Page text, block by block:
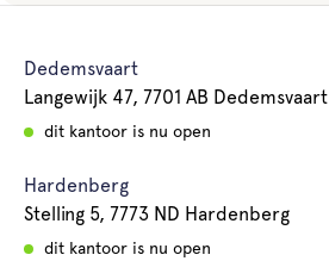
Dedemsvaart
Langewijk 47, 7701 AB Dedemsvaart
dit kantoor is nu open
Hardenberg
Stelling 5, 7773 ND Hardenberg
dit kantoor is nu open